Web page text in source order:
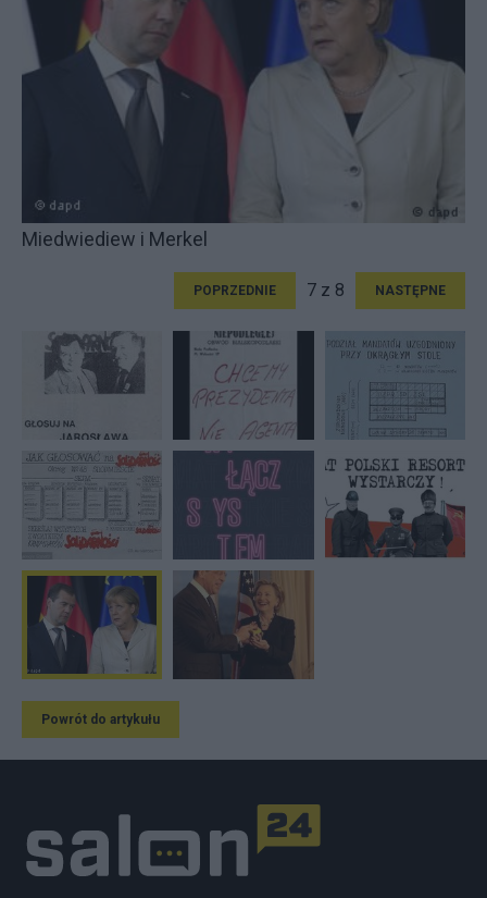
Miedwiediew i Merkel
POPRZEDNIE 7 z 8 NASTĘPNE
Powrót do artykułu